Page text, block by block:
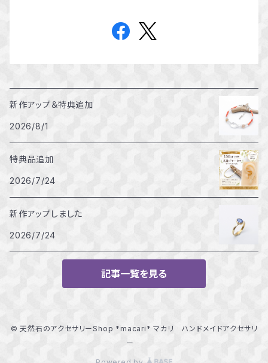
新作アップ＆特典追加
2026/8/1
特典品追加
2026/7/24
新作アップしました
2026/7/24
記事一覧を見る
© 天然石のアクセサリーShop *macari* マカリ ハンドメイドアクセサリ
ー